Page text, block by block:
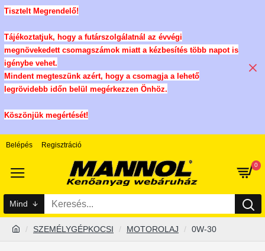
Tisztelt Megrendelő!
Tájékoztatjuk, hogy a futárszolgálatnál az évvégi
megnövekedett csomagszámok miatt a kézbesítés több napot is
igénybe vehet.
Mindent megteszünk azért, hogy a csomagja a lehető
legrövidebb időn belül megérkezzen Önhöz.
Köszönjük megértését!
Belépés Regisztráció
0
Mind
SZEMÉLYGÉPKOCSI MOTOROLAJ 0W-30